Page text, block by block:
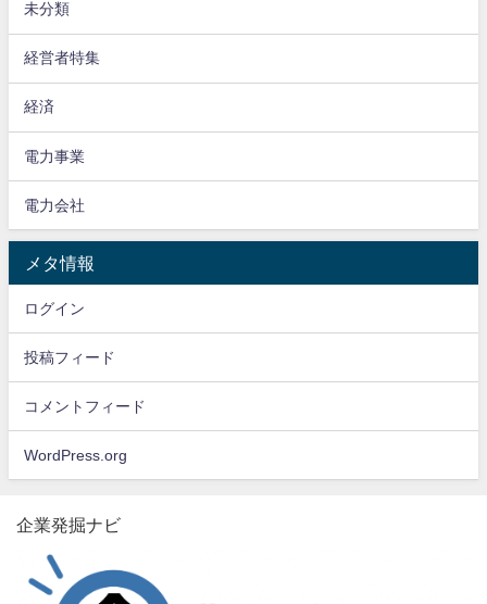
未分類
経営者特集
経済
電力事業
電力会社
メタ情報
ログイン
投稿フィード
コメントフィード
WordPress.org
企業発掘ナビ